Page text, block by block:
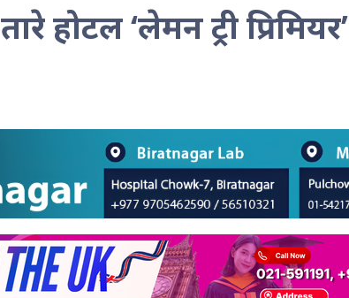
तारे होटल ‘लेमन ट्री प्रिमियर’